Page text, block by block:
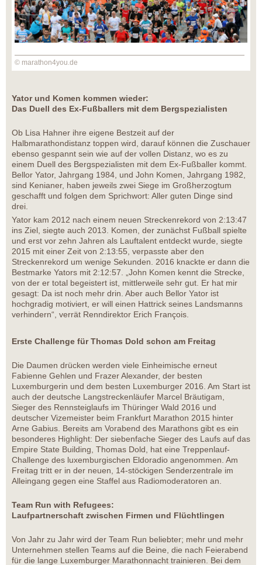
© marathon4you.de
Yator und Komen kommen wieder:
Das Duell des Ex-Fußballers mit dem Bergspezialisten
Ob Lisa Hahner ihre eigene Bestzeit auf der
Halbmarathondistanz toppen wird, darauf können die Zuschauer
ebenso gespannt sein wie auf der vollen Distanz, wo es zu
einem Duell des Bergspezialisten mit dem Ex-Fußballer kommt.
Bellor Yator, Jahrgang 1984, und John Komen, Jahrgang 1982,
sind Kenianer, haben jeweils zwei Siege im Großherzogtum
geschafft und folgen dem Sprichwort: Aller guten Dinge sind
drei.
Yator kam 2012 nach einem neuen Streckenrekord von 2:13:47
ins Ziel, siegte auch 2013. Komen, der zunächst Fußball spielte
und erst vor zehn Jahren als Lauftalent entdeckt wurde, siegte
2015 mit einer Zeit von 2:13:55, verpasste aber den
Streckenrekord um wenige Sekunden. 2016 knackte er dann die
Bestmarke Yators mit 2:12:57. „John Komen kennt die Strecke,
von der er total begeistert ist, mittlerweile sehr gut. Er hat mir
gesagt: Da ist noch mehr drin. Aber auch Bellor Yator ist
hochgradig motiviert, er will einen Hattrick seines Landsmanns
verhindern“, verrät Renndirektor Erich François.
Erste Challenge für Thomas Dold schon am Freitag
Die Daumen drücken werden viele Einheimische erneut
Fabienne Gehlen und Frazer Alexander, der besten
Luxemburgerin und dem besten Luxemburger 2016. Am Start ist
auch der deutsche Langstreckenläufer Marcel Bräutigam,
Sieger des Rennsteiglaufs im Thüringer Wald 2016 und
deutscher Vizemeister beim Frankfurt Marathon 2015 hinter
Arne Gabius. Bereits am Vorabend des Marathons gibt es ein
besonderes Highlight: Der siebenfache Sieger des Laufs auf das
Empire State Building, Thomas Dold, hat eine Treppenlauf-
Challenge des luxemburgischen Eldoradio angenommen. Am
Freitag tritt er in der neuen, 14-stöckigen Senderzentrale im
Alleingang gegen eine Staffel aus Radiomoderatoren an.
Team Run with Refugees:
Laufpartnerschaft zwischen Firmen und Flüchtlingen
Von Jahr zu Jahr wird der Team Run beliebter; mehr und mehr
Unternehmen stellen Teams auf die Beine, die nach Feierabend
für die lange Luxemburger Marathonnacht trainieren. Bei dem